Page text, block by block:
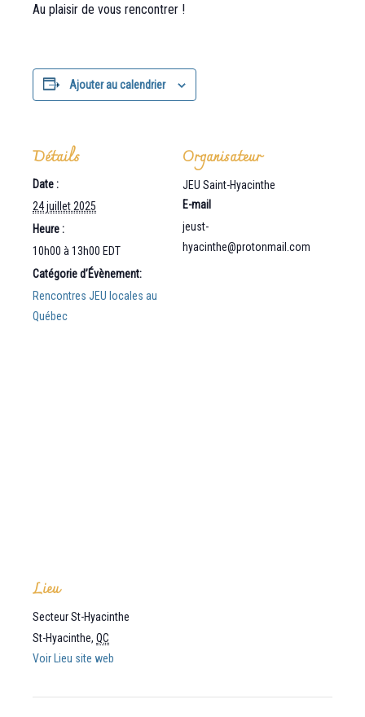
Au plaisir de vous rencontrer !
Ajouter au calendrier
Détails
Date :
24 juillet 2025
Heure :
10h00 à 13h00 EDT
Catégorie d’Évènement:
Rencontres JEU locales au
Québec
Organisateur
JEU Saint-Hyacinthe
E-mail
jeust-
hyacinthe@protonmail.com
Lieu
Secteur St-Hyacinthe
St-Hyacinthe, QC
Voir Lieu site web